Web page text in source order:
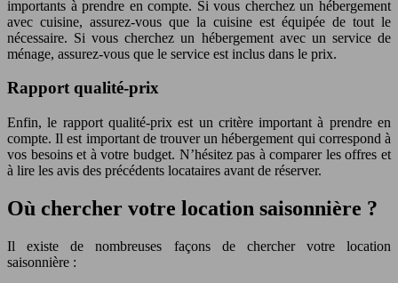
importants à prendre en compte. Si vous cherchez un hébergement
avec cuisine, assurez-vous que la cuisine est équipée de tout le
nécessaire. Si vous cherchez un hébergement avec un service de
ménage, assurez-vous que le service est inclus dans le prix.
Rapport qualité-prix
Enfin, le rapport qualité-prix est un critère important à prendre en
compte. Il est important de trouver un hébergement qui correspond à
vos besoins et à votre budget. N’hésitez pas à comparer les offres et
à lire les avis des précédents locataires avant de réserver.
Où chercher votre location saisonnière ?
Il existe de nombreuses façons de chercher votre location
saisonnière :